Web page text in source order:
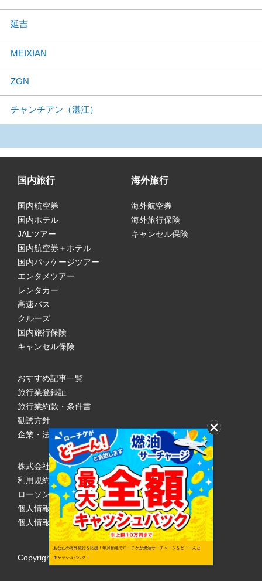
延吉
MEIXIAN
ZGN
チャンチアン（湛江）
国内旅行
国内航空券
国内ホテル
JALツアー
国内航空券＋ホテル
国内パッケージツアー
エンタメツアー
レンタカー
高速バス
クルーズ
国内旅行保険
キャンセル保険
海外旅行
海外航空券
海外旅行保険
キャンセル保険
おすすめ記事一覧
旅行業登録証
旅行業約款・条件書
勧誘方針
企業・法人のみなさまへ
株式会社ローソンエンタテインメント
利用規約
ローソンWEB会員規約
個人情報の取り扱いについて
個人情報保護方針
Copyright © 1998 Lawson Entertainment, Inc.
あなたの海外旅行を応援！毎月抽選でローチケが燃油サーチャージをどーーんと
キャッシュバック！